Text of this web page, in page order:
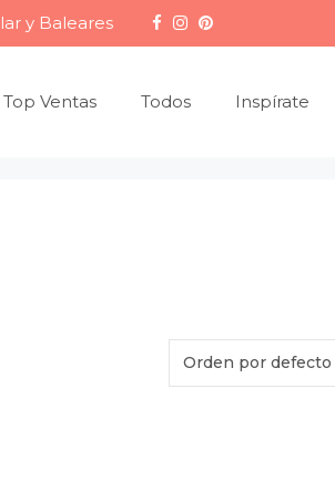
y Baleares
Top Ventas Todos Inspírate